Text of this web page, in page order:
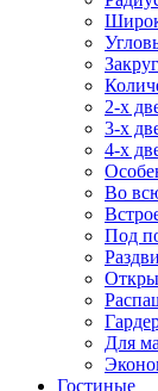
2-х
3-х
4-х
Во
Под
Для
Гостиные